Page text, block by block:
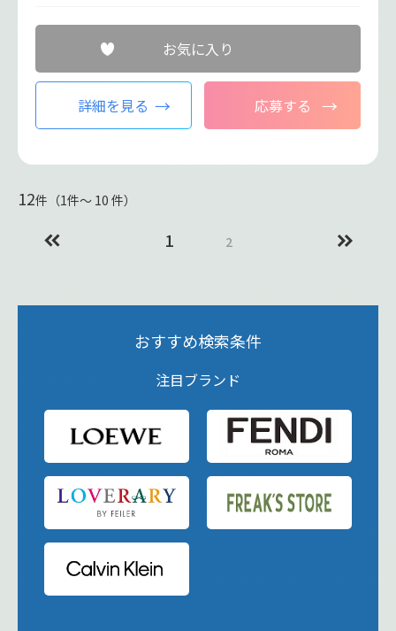
お気に入り
詳細を見る 応募する
12件（1件〜 10 件）
1 2
おすすめ検索条件
注目ブランド